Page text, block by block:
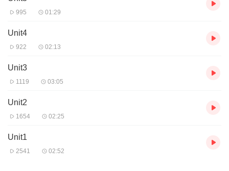
995 01:29
Unit4
922 02:13
Unit3
1119 03:05
Unit2
1654 02:25
Unit1
2541 02:52